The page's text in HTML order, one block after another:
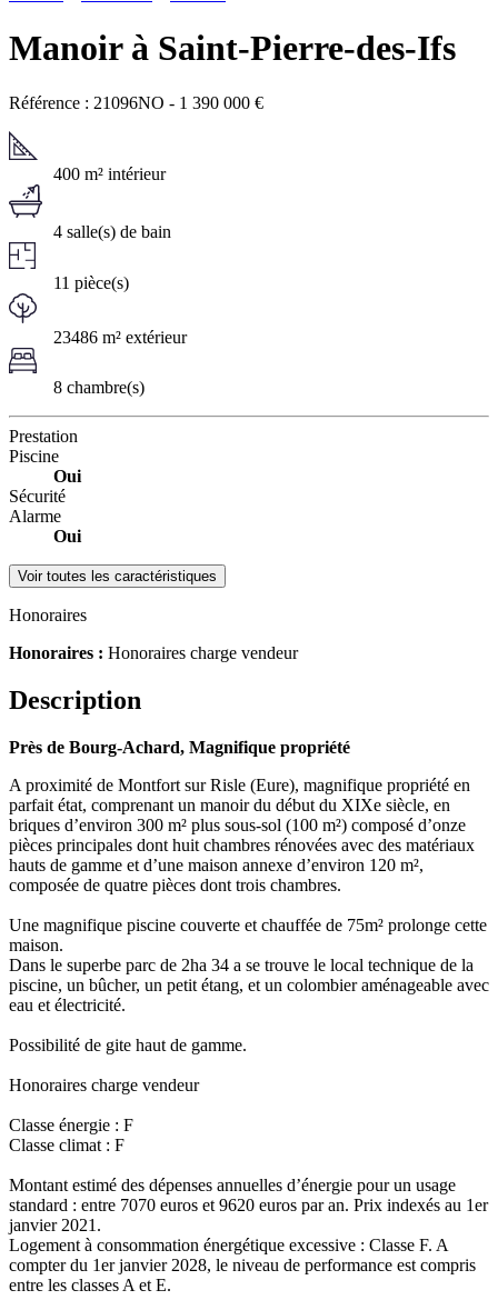
Manoir à Saint-Pierre-des-Ifs
Référence : 21096NO - 1 390 000 €
400 m² intérieur
4 salle(s) de bain
11 pièce(s)
23486 m² extérieur
8 chambre(s)
Prestation
Piscine
Oui
Sécurité
Alarme
Oui
Voir toutes les caractéristiques
Honoraires
Honoraires : Honoraires charge vendeur
Description
Près de Bourg-Achard, Magnifique propriété
A proximité de Montfort sur Risle (Eure), magnifique propriété en
parfait état, comprenant un manoir du début du XIXe siècle, en
briques d’environ 300 m² plus sous-sol (100 m²) composé d’onze
pièces principales dont huit chambres rénovées avec des matériaux
hauts de gamme et d’une maison annexe d’environ 120 m²,
composée de quatre pièces dont trois chambres.
Une magnifique piscine couverte et chauffée de 75m² prolonge cette
maison.
Dans le superbe parc de 2ha 34 a se trouve le local technique de la
piscine, un bûcher, un petit étang, et un colombier aménageable avec
eau et électricité.
Possibilité de gite haut de gamme.
Honoraires charge vendeur
Classe énergie : F
Classe climat : F
Montant estimé des dépenses annuelles d’énergie pour un usage
standard : entre 7070 euros et 9620 euros par an. Prix indexés au 1er
janvier 2021.
Logement à consommation énergétique excessive : Classe F. A
compter du 1er janvier 2028, le niveau de performance est compris
entre les classes A et E.